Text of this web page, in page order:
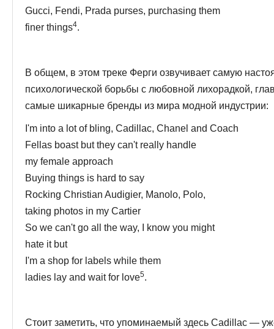
Gucci, Fendi, Prada purses, purchasing them
finer things4.
В общем, в этом треке Ферги озвучивает самую
психологической борьбы с любовной лихорадкой,
самые шикарные бренды из мира мод­ной индустрии:
I'm into a lot of bling, Cadillac, Chanel and Coach
Fellas boast but they can't really handle
my female approach
Buying things is hard to say
Rocking Christian Audigier, Manolo, Polo,
taking photos in my Cartier
So we can't go all the way, I know you might
hate it but
I'm a shop for labels while them
ladies lay and wait for love5.
Стоит заметить, что упоминаемый здесь Cadillac —